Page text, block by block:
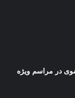
در مراسم ویژه